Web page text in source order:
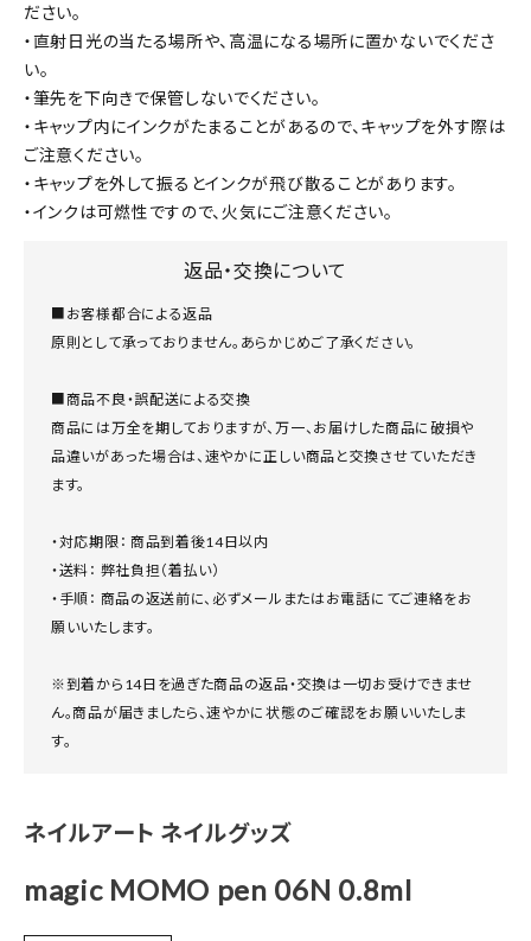
ださい。
・直射日光の当たる場所や、高温になる場所に置かないでくださ
い。
・筆先を下向きで保管しないでください。
・キャップ内にインクがたまることがあるので、キャップを外す際は
ご注意ください。
・キャップを外して振るとインクが飛び散ることがあります。
・インクは可燃性ですので、火気にご注意ください。
返品・交換について
■お客様都合による返品
原則として承っておりません。あらかじめご了承ください。
■商品不良・誤配送による交換
商品には万全を期しておりますが、万一、お届けした商品に破損や
品違いがあった場合は、速やかに正しい商品と交換させていただき
ます。
・対応期限： 商品到着後14日以内
・送料： 弊社負担（着払い）
・手順： 商品の返送前に、必ずメールまたはお電話にてご連絡をお
願いいたします。
※到着から14日を過ぎた商品の返品・交換は一切お受けできませ
ん。商品が届きましたら、速やかに状態のご確認をお願いいたしま
す。
ネイルアート ネイルグッズ
magic MOMO pen 06N 0.8ml